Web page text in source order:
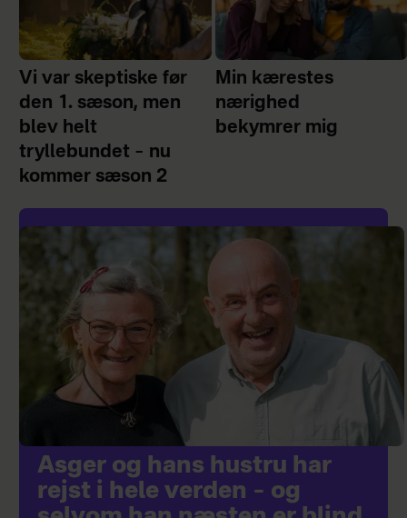
Vi var skeptiske før
den 1. sæson, men
blev helt
tryllebundet – nu
kommer sæson 2
Min kærestes
nærighed
bekymrer mig
Asger og hans hustru har
rejst i hele verden – og